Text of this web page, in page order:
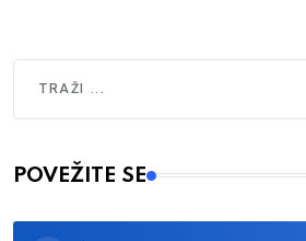
Type 2 or more characters for results.
POVEŽITE SE